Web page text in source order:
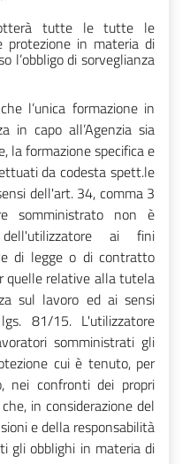
tutte le tutte le
protezione in materia di
l’obbligo di sorveglianza
l’unica formazione in
in capo all’Agenzia sia
la formazione specifica e
da codesta spett.le
dell'art. 34, comma 3
somministrato non è
ai fini
di legge o di contratto
quelle relative alla tutela
sul lavoro ed ai sensi
81/15. L'utilizzatore
somministrati gli
cui è tenuto, per
nei confronti dei propri
in considerazione del
e della responsabilità
gli obblighi in materia di